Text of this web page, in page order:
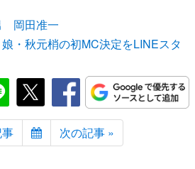
岡田准一
・秋元梢の初MC決定をLINEスタ
次の記事 »